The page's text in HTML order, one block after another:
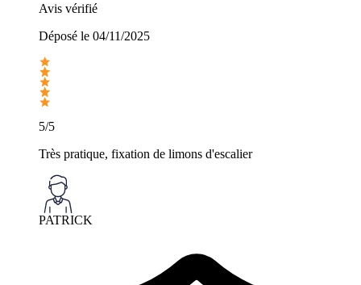
Avis vérifié
Déposé le 04/11/2025
5/5
Très pratique, fixation de limons d'escalier
PATRICK